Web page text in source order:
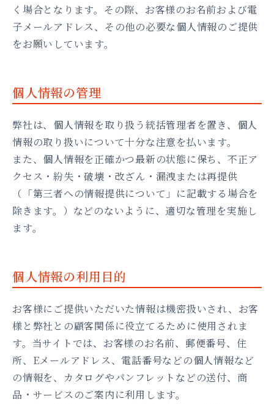
く場合となります。その際、お客様のお名前および電
子メールアドレス、その他の必要な個人情報のご提供
をお願いしています。
個人情報の管理
弊社は、個人情報を取り扱う統括管理者を置き、個人
情報の取り扱いについて十分な注意を払います。
また、個人情報を正確かつ最新の状態に保ち、不正ア
クセス・紛失・破壊・改ざん・漏洩または再提供
（「第三者への情報提供について」に記載する場合を
除きます。）などのないように、適切な管理を実施し
ます。
個人情報の利用目的
お客様にご提供いただいた情報は機密扱いされ、お客
様と弊社との顧客関係に役立てるために使用されま
す。当サイトでは、お客様のお名前、郵便番号、住
所、Eメールアドレス、電話番号などの個人情報など
の情報を、カタログやパンフレットなどの送付、商
品・サービスのご案内に利用します。